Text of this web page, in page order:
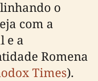
o
com a
e a
Romena
Times).